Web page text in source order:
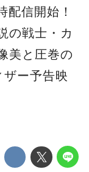
配信開始！
の戦士・カ
美と圧巻の
ザー予告映